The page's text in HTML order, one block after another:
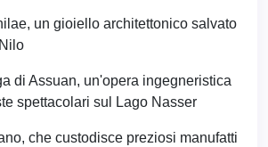
un gioiello architettonico salvato
di Assuan, un'opera ingegneristica
spettacolari sul Lago Nasser
che custodisce preziosi manufatti